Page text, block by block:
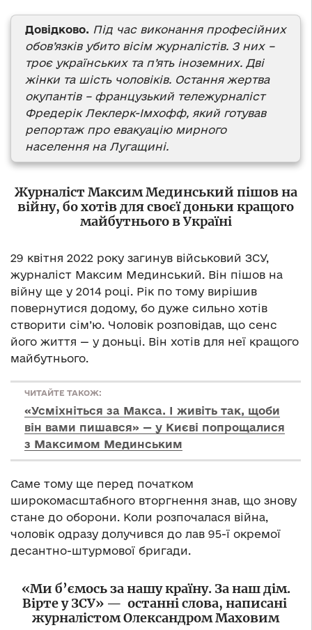
Довідково. Під час виконання професійних
обов’язків убито вісім журналістів. З них –
троє українських та п’ять іноземних. Дві
жінки та шість чоловіків. Остання жертва
окупантів – французький тележурналіст
Фредерік Леклерк-Імхофф, який готував
репортаж про евакуацію мирного
населення на Лугащині.
Журналіст Максим Мединський пішов на
війну, бо хотів для своєї доньки кращого
майбутнього в Україні
29 квітня 2022 року загинув військовий ЗСУ,
журналіст Максим Мединський. Він пішов на
війну ще у 2014 році. Рік по тому вирішив
повернутися додому, бо дуже сильно хотів
створити сім’ю. Чоловік розповідав, що сенс
його життя — у доньці. Він хотів для неї кращого
майбутнього.
ЧИТАЙТЕ ТАКОЖ:
«Усміхніться за Макса. І живіть так, щоби
він вами пишався» — у Києві попрощалися
з Максимом Мединським
Саме тому ще перед початком
широкомасштабного вторгнення знав, що знову
стане до оборони. Коли розпочалася війна,
чоловік одразу долучився до лав 95-ї окремої
десантно-штурмової бригади.
«Ми б’ємось за нашу країну. За наш дім.
Вірте у ЗСУ» — останні слова, написані
журналістом Олександром Маховим